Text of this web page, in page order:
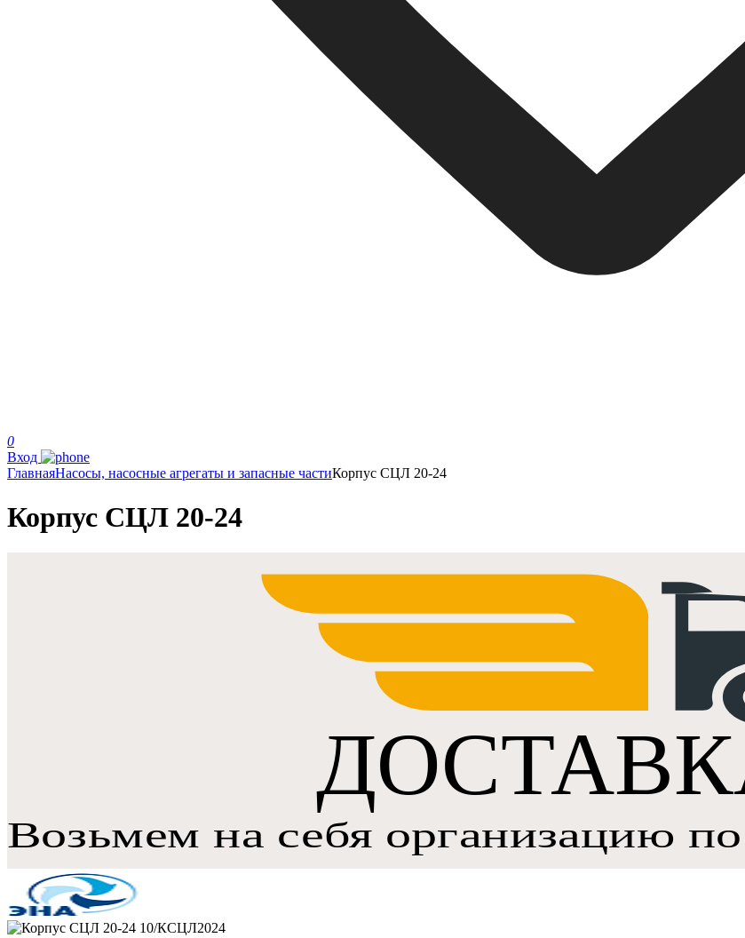
0
Вход
ГлавнаяНасосы, насосные агрегаты и запасные частиКорпус СЦЛ 20-24
Корпус СЦЛ 20-24